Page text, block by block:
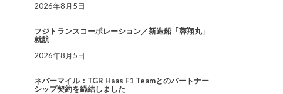
2026年8月5日
フジトランスコーポレーション／新造船「蓉翔丸」
就航
2026年8月5日
ネバーマイル：TGR Haas F1 Teamとのパートナー
シップ契約を締結しました